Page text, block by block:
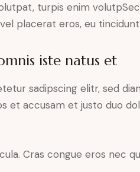
turpis enim
placerat eros, eu
iste natus et
sadipscing elitr, sed
et accusam et justo duo
Cras congue eros nec